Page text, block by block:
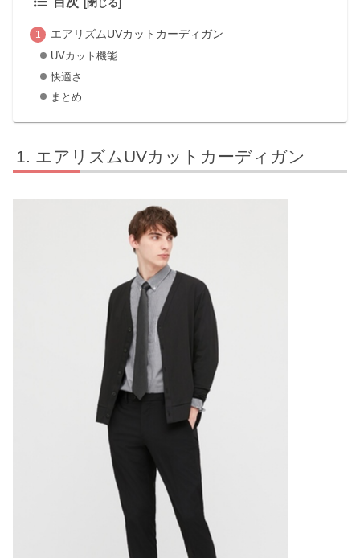
エアリズムUVカットカーディガン
UVカット機能
快適さ
まとめ
エアリズムUVカットカーディガン